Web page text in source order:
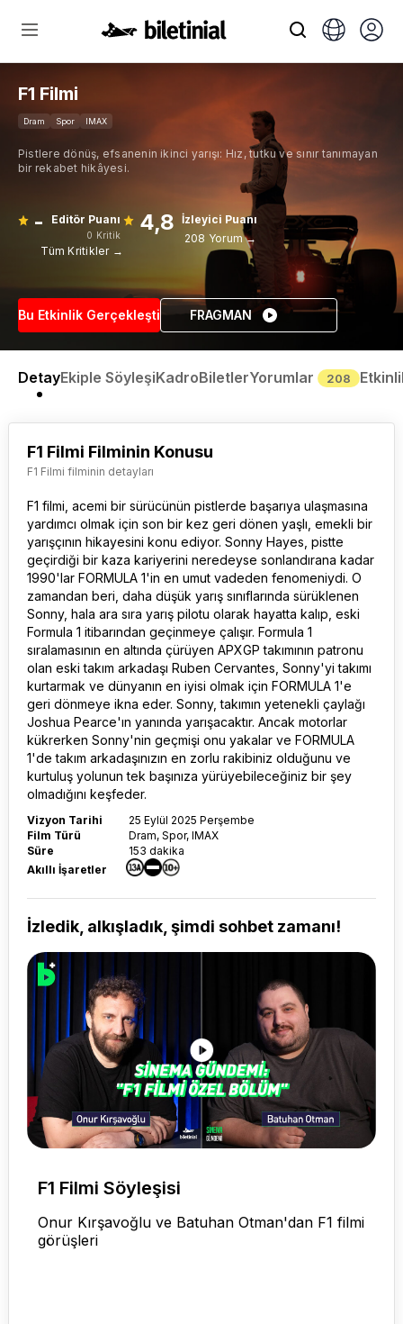
F1 Filmi
Dram Spor IMAX
Pistlere dönüş, efsanenin ikinci yarışı: Hız, tutku ve sınır tanımayan
bir rekabet hikâyesi.
- Editör Puanı
0 Kritik
Tüm Kritikler →
4,8 İzleyici Puanı
208 Yorum →
Bu Etkinlik Gerçekleşti FRAGMAN
DetayEkiple SöyleşiKadroBiletlerYorumlar 208
F1 Filmi Filminin Konusu
F1 Filmi filminin detayları
F1 filmi , acemi bir sürücünün pistlerde başarıya ulaşmasına
yardımcı olmak için son bir kez geri dönen yaşlı, emekli bir
yarışçının hikayesini konu ediyor. Sonny Hayes, pistte
geçirdiği bir kaza kariyerini neredeyse sonlandırana kadar
1990'lar FORMULA 1'in en umut vadeden fenomeniydi. O
zamandan beri, daha düşük yarış sınıflarında sürüklenen
Sonny, hala ara sıra yarış pilotu olarak hayatta kalıp, eski
Formula 1 itibarından geçinmeye çalışır. Formula 1
sıralamasının en altında çürüyen APXGP takımının patronu
olan eski takım arkadaşı Ruben Cervantes, Sonny'yi takımı
kurtarmak ve dünyanın en iyisi olmak için FORMULA 1'e
geri dönmeye ikna eder. Sonny, takımın yetenekli çaylağı
Joshua Pearce'ın yanında yarışacaktır. Ancak motorlar
kükrerken Sonny'nin geçmişi onu yakalar ve FORMULA
1'de takım arkadaşınızın en zorlu rakibiniz olduğunu ve
kurtuluş yolunun tek başınıza yürüyebileceğiniz bir şey
olmadığını keşfeder.
Vizyon Tarihi
25 Eylül 2025 Perşembe
Film Türü
Dram, Spor, IMAX
Süre
153 dakika
Akıllı İşaretler
İzledik, alkışladık, şimdi sohbet zamanı!
F1 Filmi Söyleşisi
Onur Kırşavoğlu ve Batuhan Otman'dan F1 filmi
görüşleri